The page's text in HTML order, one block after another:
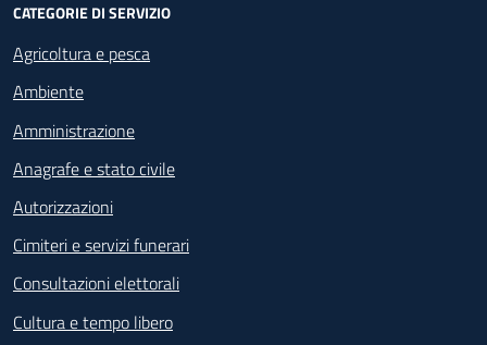
CATEGORIE DI SERVIZIO
Agricoltura e pesca
Ambiente
Amministrazione
Anagrafe e stato civile
Autorizzazioni
Cimiteri e servizi funerari
Consultazioni elettorali
Cultura e tempo libero